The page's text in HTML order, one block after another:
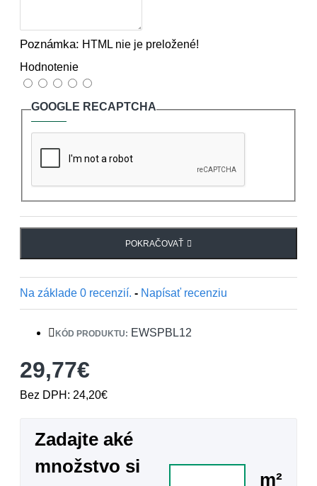
Poznámka: HTML nie je preložené!
Hodnotenie
GOOGLE RECAPTCHA
POKRAČOVAŤ
Na základe 0 recenzií. - Napísať recenziu
29,77€
Bez DPH: 24,20€
KÓD PRODUKTU: EWSPBL12
Zadajte aké
množstvo si
m²